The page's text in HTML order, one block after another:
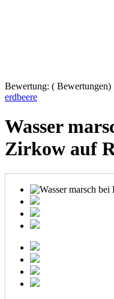
Bewertung: ( Bewertungen)
erdbeere
Wasser
Zirkow auf